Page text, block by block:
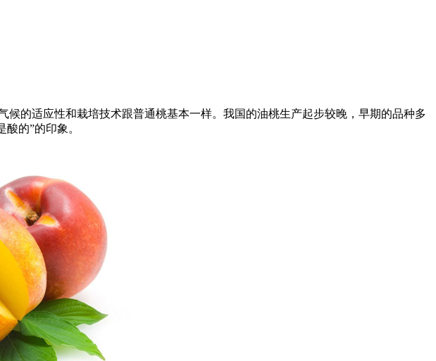
的适应性和栽培技术跟普通桃基本一样。我国的油桃生产起步较晚，早期的品种多
的”的印象。